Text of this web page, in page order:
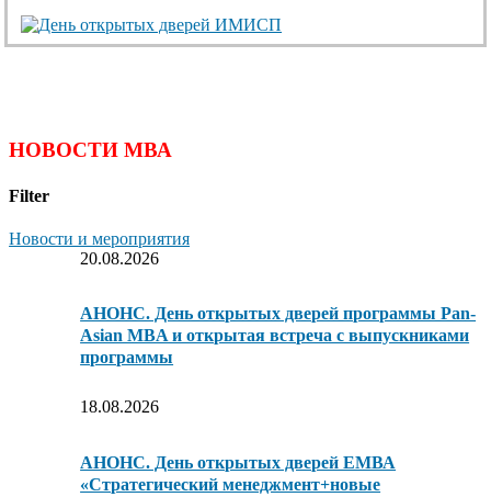
НОВОСТИ МВА
Filter
Новости и мероприятия
20.08.2026
АНОНС. День открытых дверей программы Pan-
Asian MBA и открытая встреча с выпускниками
программы
18.08.2026
АНОНС. День открытых дверей ЕМВА
«Стратегический менеджмент+новые